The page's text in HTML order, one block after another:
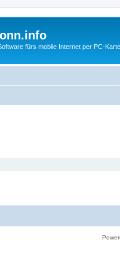
fürs mobile Internet per PC-Karte